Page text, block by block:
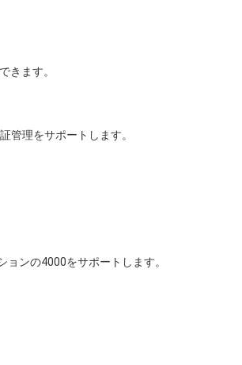
きます。
管理をサポートします。
ンの4000をサポートします。